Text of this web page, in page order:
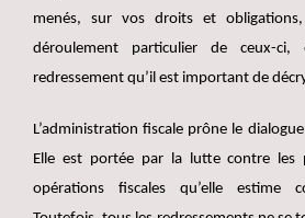
menés, sur vos droits et
déroulement particulier de ceux-
redressement qu’il est important de
L’administration fiscale prône le
Elle est portée par la lutte contre les
opérations fiscales qu’elle estime